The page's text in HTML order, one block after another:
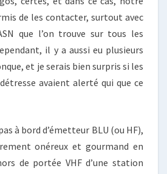
de les contacter, surtout avec
que l’on trouve sur tous les
il y a aussi eu plusieurs
et je serais bien surpris si les
avaient alerté qui que ce
à bord d’émetteur BLU (ou HF),
onéreux et gourmand en
de portée VHF d’une station